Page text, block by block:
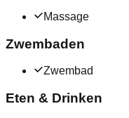
Massage
Zwembaden
Zwembad
Eten & Drinken